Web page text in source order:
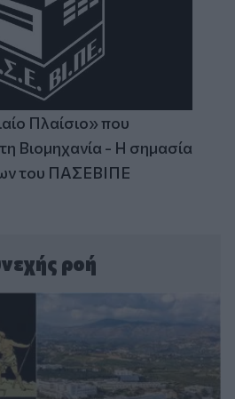
Πλαίσιο» που
Βιομηχανία - Η σημασία
του ΠΑΣΕΒΙΠΕ
ροή